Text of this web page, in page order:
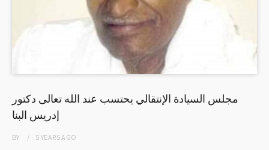
مجلس السيادة الإنتقالي يحتسب عند الله تعالى دكتور
إدريس البنا
BY 5 YEARSAGO